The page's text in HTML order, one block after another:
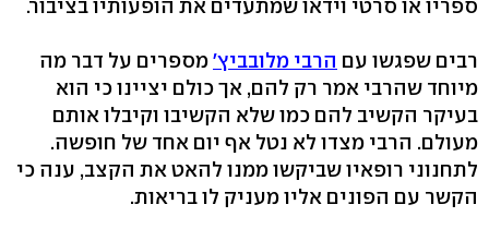
ספריו או סרטי וידאו שמתעדים את הופעותיו בציבור.
רבים שפגשו עם הרבי מלובביץ'מספרים על דבר מה
מיוחד שהרבי אמר רק להם, אך כולם יציינו כי הוא
בעיקר הקשיב להם כמו שלא הקשיבו וקיבלו אותם
מעולם. הרבי מצדו לא נטל אף יום אחד של חופשה.
לתחנוני רופאיו שביקשו ממנו להאט את הקצב, ענה כי
הקשר עם הפונים אליו מעניק לו בריאות.